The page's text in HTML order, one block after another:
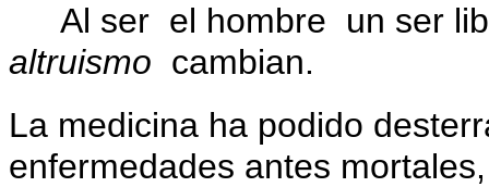
Al ser el hombre un ser
altruismo cambian.
La medicina ha podido
enfermedades antes